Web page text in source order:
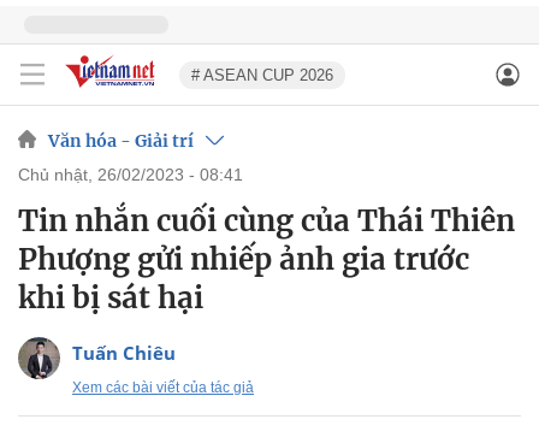
# ASEAN CUP 2026
Văn hóa - Giải trí
chủ nhật, 26/02/2023 - 08:41
Tin nhắn cuối cùng của Thái Thiên
Phượng gửi nhiếp ảnh gia trước
khi bị sát hại
Tuấn Chiêu
Xem các bài viết của tác giả